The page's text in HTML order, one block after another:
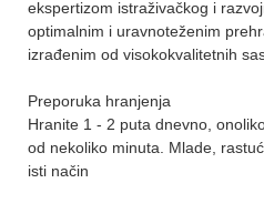
ekspertizom istraživačkog i
optimalnim i uravnoteženim
izrađenim od visokokvalitetnih
Preporuka hranjenja
Hranite 1 - 2 puta dnevno,
od nekoliko minuta. Mlade,
isti način